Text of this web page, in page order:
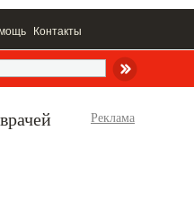
Контакты
Реклама